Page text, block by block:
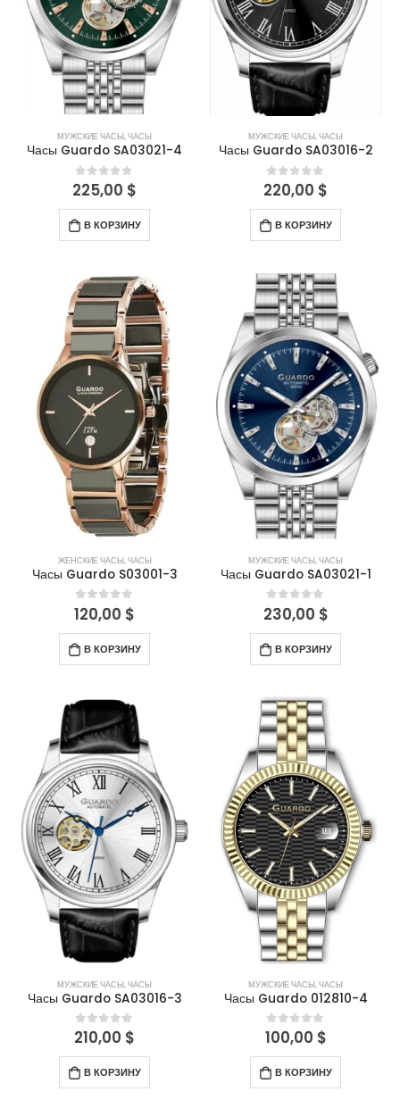
МУЖСКИЕ ЧАСЫ,ЧАСЫ
Часы Guardo SA03021-4
0out of 5
225,00 $
В КОРЗИНУ
МУЖСКИЕ ЧАСЫ,ЧАСЫ
Часы Guardo SA03016-2
0out of 5
220,00 $
В КОРЗИНУ
ЖЕНСКИЕ ЧАСЫ,ЧАСЫ
Часы Guardo S03001-3
0out of 5
120,00 $
В КОРЗИНУ
МУЖСКИЕ ЧАСЫ,ЧАСЫ
Часы Guardo SA03021-1
0out of 5
230,00 $
В КОРЗИНУ
МУЖСКИЕ ЧАСЫ,ЧАСЫ
Часы Guardo SA03016-3
0out of 5
210,00 $
В КОРЗИНУ
МУЖСКИЕ ЧАСЫ,ЧАСЫ
Часы Guardo 012810-4
0out of 5
100,00 $
В КОРЗИНУ